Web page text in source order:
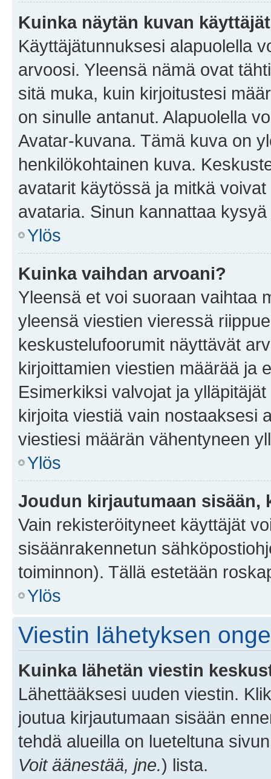
Kuinka näytän kuvan
Käyttäjätunnuksesi alapuolella
arvoosi. Yleensä nämä ovat
sitä muka, kuin kirjoitustesi
on sinulle antanut. Alapuolella
Avatar-kuvana. Tämä kuva on
henkilökohtainen kuva.
avatarit käytössä ja mitkä
avataria. Sinun kannattaa
Ylös
Kuinka vaihdan arvoani?
Yleensä et voi suoraan vaihtaa
yleensä viestien vieressä
keskustelufoorumit näyttävät
kirjoittamien viestien määrää ja
Esimerkiksi valvojat ja
kirjoita viestiä vain nostaaksesi
viestiesi määrän vähentyneen
Ylös
Joudun kirjautumaan sisään,
Vain rekisteröityneet käyttäjät
sisäänrakennetun
toiminnon). Tällä estetään
Ylös
Viestin lähetyksen
Kuinka lähetän viestin
Lähettääksesi uuden viestin.
joutua kirjautumaan sisään
tehdä alueilla on lueteltuna
Voit äänestää, jne.) lista.